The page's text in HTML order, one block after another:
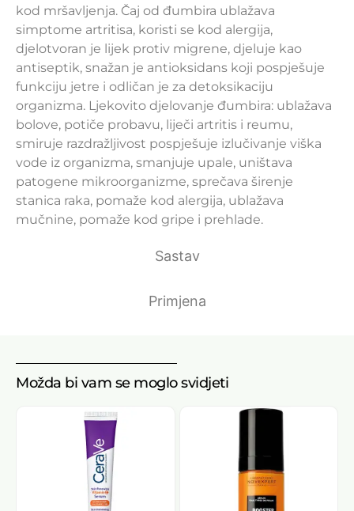
Sastav
Primjena
kod mršavljenja. Čaj od đumbira ublažava
simptome artritisa, koristi se kod alergija,
djelotvoran je lijek protiv migrene, djeluje kao
antiseptik, snažan je antioksidans koji pospješuje
funkciju jetre i odličan je za detoksikaciju
organizma. Ljekovito djelovanje đumbira: ublažava
bolove, potiče probavu, liječi artritis i reumu,
smiruje razdražljivost pospješuje izlučivanje viška
vode iz organizma, smanjuje upale, uništava
patogene mikroorganizme, sprečava širenje
stanica raka, pomaže kod alergija, ublažava
mučnine, pomaže kod gripe i prehlade.
Možda bi vam se moglo svidjeti